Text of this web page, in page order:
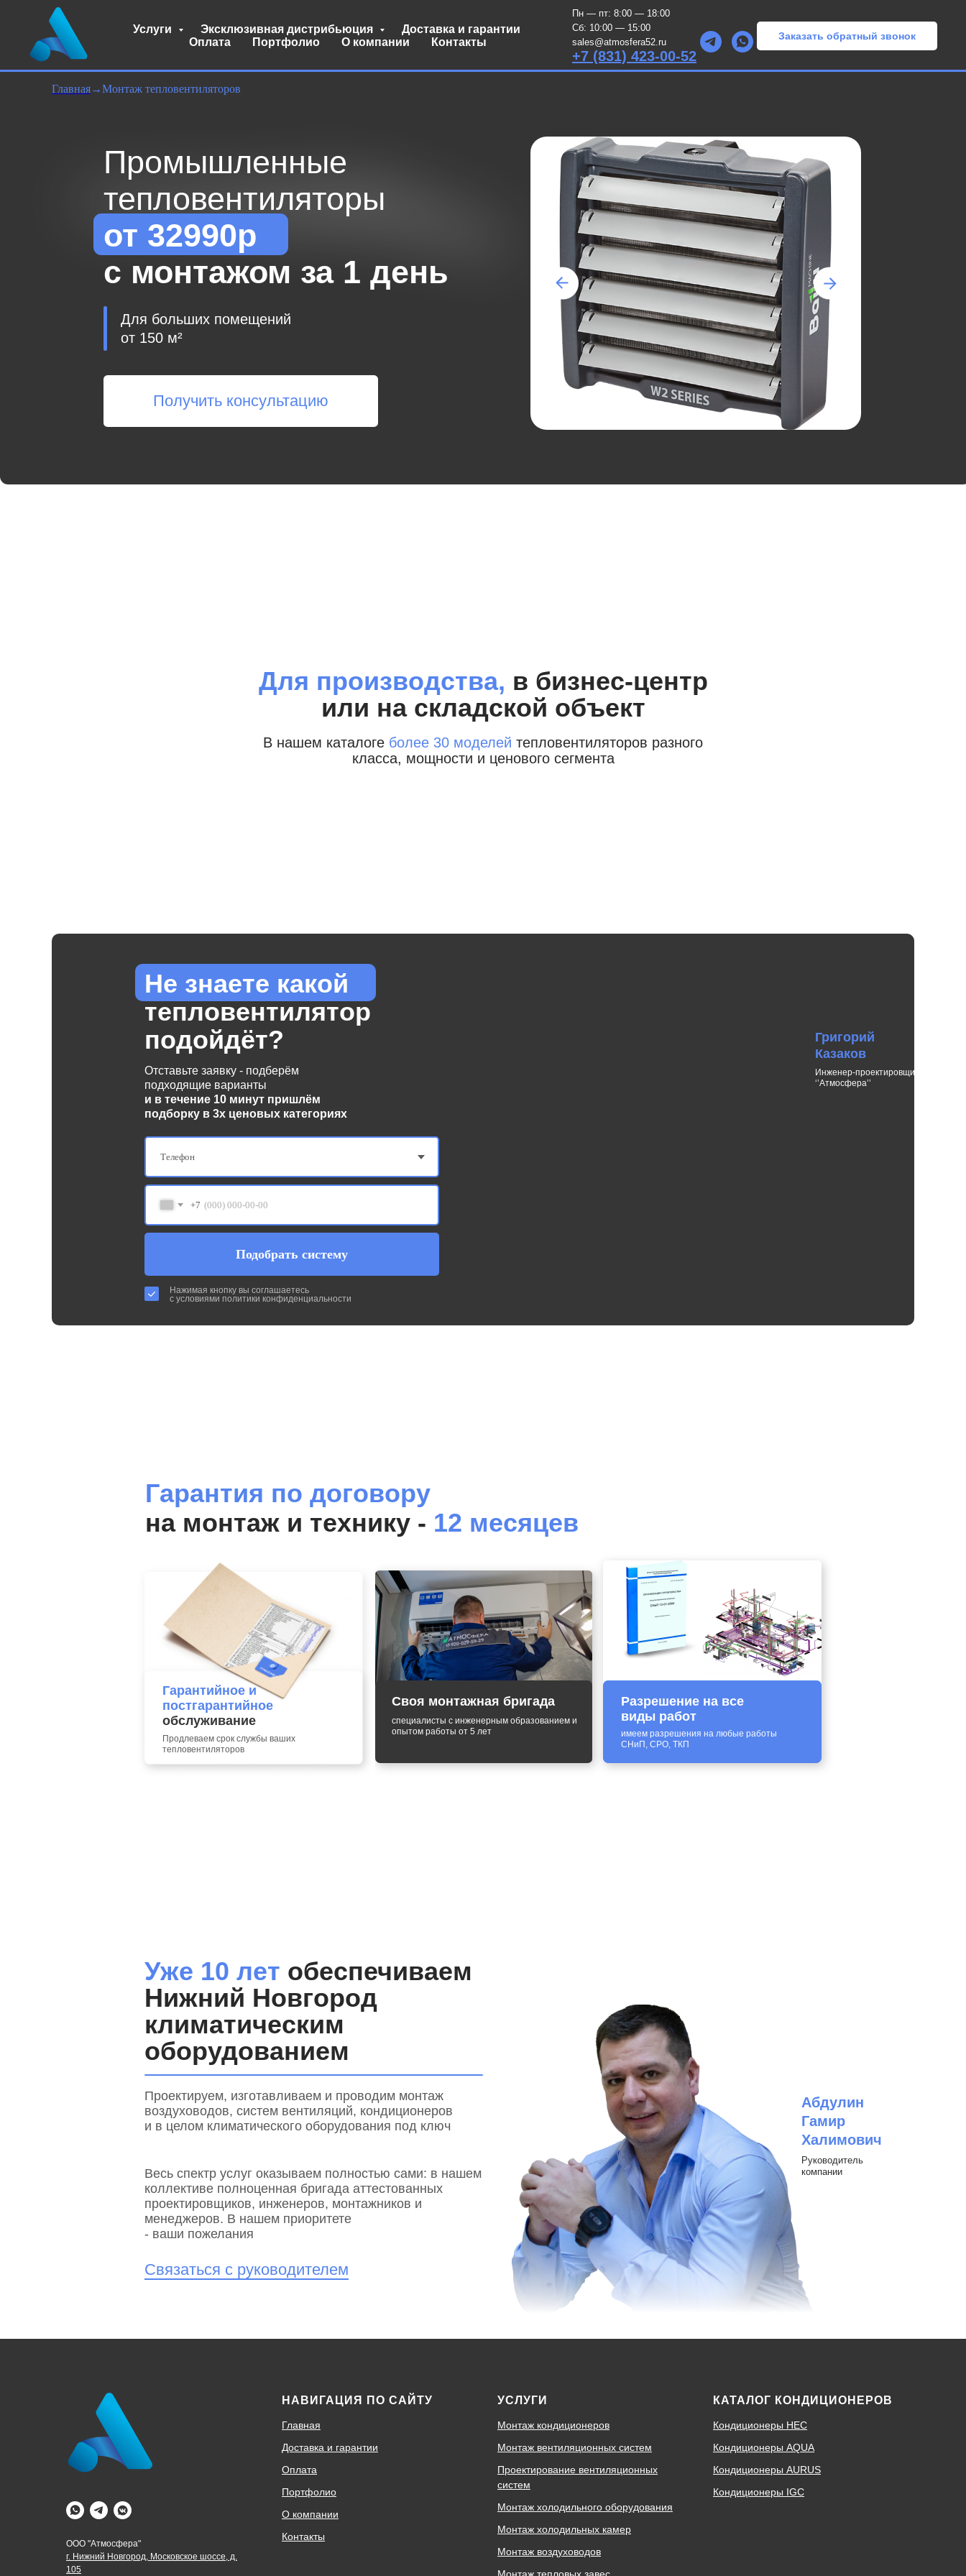
Услуги Эксклюзивная дистрибьюция
Доставка и гарантии
Оплата
Портфолио О компании Контакты
Пн — пт: 8:00 — 18:00
Сб: 10:00 — 15:00
sales@atmosfera52.ru
+7 (831) 423-00-52
Заказать обратный звонок
Главная→Монтаж тепловентиляторов
Для больших помещений
Промышленные
тепловентиляторы
от 32990р
с монтажом за 1 день
Для производства, в бизнес-центр
или на складской объект
В нашем каталоге более 30 моделей тепловентиляторов разного
класса, мощности и ценового сегмента
+7
Подобрать систему
Не знаете какой
тепловентилятор
подойдёт?
Нажимая кнопку вы соглашаетесь
с условиями политики конфиденциальности
Отставьте заявку - подберём
подходящие варианты
и в течение 10 минут пришлём
подборку в 3х ценовых категориях
Инженер-проектировщик
‘’Атмосфера’’
Григорий
Казаков
Гарантия по договору
на монтаж и технику - 12 месяцев
Разрешение на все
виды работ
имеем разрешения на любые работы
СНиП, СРО, ТКП
Своя монтажная бригада
специалисты с инженерным образованием и
опытом работы от 5 лет
Гарантийное и
постгарантийное
обслуживание
Продлеваем срок службы ваших
тепловентиляторов
Уже 10 лет обеспечиваем
Нижний Новгород
климатическим
оборудованием
Проектируем, изготавливаем и проводим монтаж
воздуховодов, систем вентиляций, кондиционеров
и в целом климатического оборудования под ключ
Весь спектр услуг оказываем полностью сами: в нашем
коллективе полноценная бригада аттестованных
проектировщиков, инженеров, монтажников и
менеджеров. В нашем приоритете
- ваши пожелания
Связаться с руководителем
Руководитель
компании
Абдулин
Гамир
Халимович
ООО "Атмосфера"
г. Нижний Новгород, Московское шоссе, д.
105
НАВИГАЦИЯ ПО САЙТУ
Главная
Доставка и гарантии
Оплата
Портфолио
О компании
Контакты
УСЛУГИ
Монтаж кондиционеров
Монтаж вентиляционных систем
Проектирование вентиляционных
систем
Монтаж холодильного оборудования
Монтаж холодильных камер
Монтаж воздуховодов
КАТАЛОГ КОНДИЦИОНЕРОВ
Кондиционеры HEC
Кондиционеры AQUA
Кондиционеры AURUS
Кондиционеры IGC